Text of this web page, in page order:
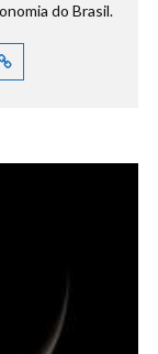
do Brasil.